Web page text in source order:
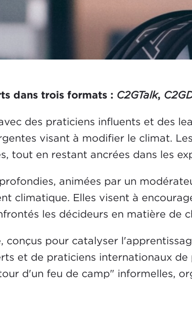
dans trois formats : C2GTalk,
des praticiens influents et des
visant à modifier le climat.
tout en restant ancrées dans les
animées par un
climatique. Elles visent à
les décideurs en matière de
conçus pour catalyser
et de praticiens internationaux
d'un feu de camp" informelles,